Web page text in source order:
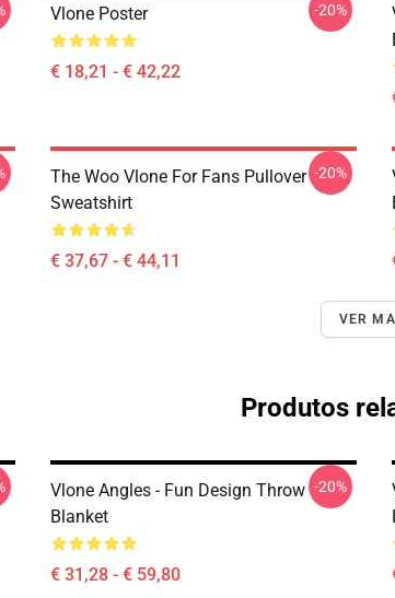
Vlone Poster
€ 18,21 - € 42,22
-20%
The Woo Vlone For Fans Pullover
Sweatshirt
€ 37,67 - € 44,11
-20%
VER
Produtos
Vlone Angles - Fun Design Throw
Blanket
€ 31,28 - € 59,80
-20%